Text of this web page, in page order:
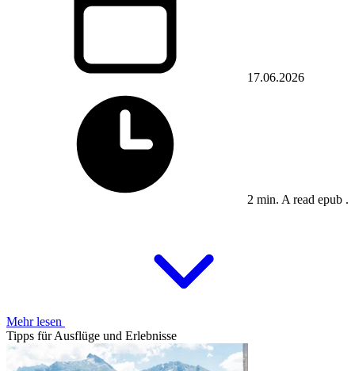
17.06.2026
2 min. A read epub .
Mehr lesen
Tipps für Ausflüge und Erlebnisse